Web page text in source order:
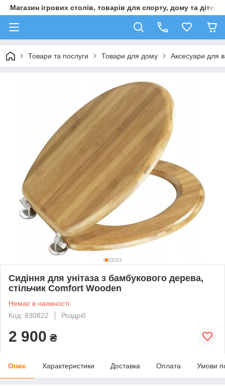
Магазин ігрових столів, товарів для спорту, дому та дітей
Товари та послуги Товари для дому Аксесуари для
Сидіння для унітаза з бамбукового дерева,
стільчик Comfort Wooden
Немає в наявності
Код: 830822
Роздріб
2 900 ₴
Опис Характеристики Доставка Оплата Умови